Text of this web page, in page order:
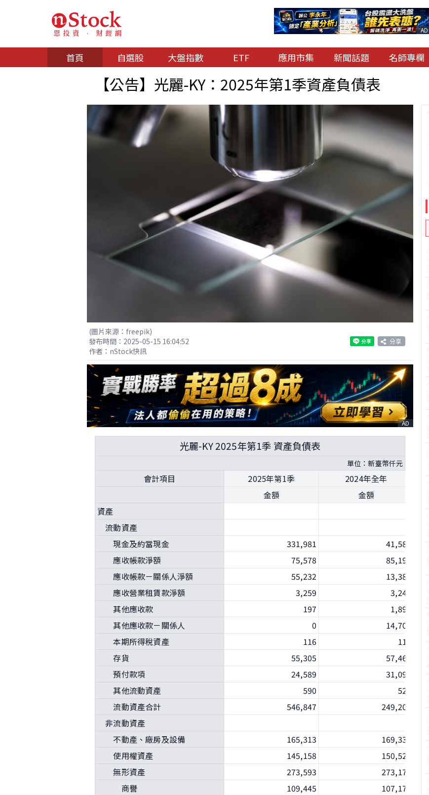
AD
首頁 自選股 大盤指數 ETF 應用市集 新聞話題 名師專欄
【公告】光麗-KY：2025年第1季資產負債表
(圖片來源：freepik)
發布時間：2025-05-15 16:04:52
分享
作者：nStock快訊
AD
光麗-KY 2025年第1季 資產負債表
單位：新臺幣仟元
會計項目
資產
流動資產
現金及約當現金
應收帳款淨額
應收帳款－關係人淨額
應收營業租賃款淨額
其他應收款
其他應收款－關係人
本期所得稅資產
存貨
預付款項
其他流動資產
流動資產合計
非流動資產
不動產、廠房及設備
使用權資產
無形資產
商譽
2025年第1季 2024年全年
金額
金額
331,981 41,586
75,578
85,192
55,232
13,385
3,259
3,243
197
1,895
0
14,701
116
114
55,305
57,467
24,589
31,095
590
525
546,847
249,203
165,313 169,332
145,158
150,523
273,593
273,171
109,445
107,171